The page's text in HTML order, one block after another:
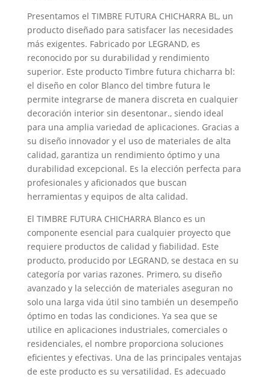
Presentamos el TIMBRE FUTURA CHICHARRA BL, un
producto diseñado para satisfacer las necesidades
más exigentes. Fabricado por LEGRAND, es
reconocido por su durabilidad y rendimiento
superior. Este producto Timbre futura chicharra bl:
el diseño en color Blanco del timbre futura le
permite integrarse de manera discreta en cualquier
decoración interior sin desentonar., siendo ideal
para una amplia variedad de aplicaciones. Gracias a
su diseño innovador y el uso de materiales de alta
calidad, garantiza un rendimiento óptimo y una
durabilidad excepcional. Es la elección perfecta para
profesionales y aficionados que buscan
herramientas y equipos de alta calidad.
El TIMBRE FUTURA CHICHARRA Blanco es un
componente esencial para cualquier proyecto que
requiere productos de calidad y fiabilidad. Este
producto, producido por LEGRAND, se destaca en su
categoría por varias razones. Primero, su diseño
avanzado y la selección de materiales aseguran no
solo una larga vida útil sino también un desempeño
óptimo en todas las condiciones. Ya sea que se
utilice en aplicaciones industriales, comerciales o
residenciales, el nombre proporciona soluciones
eficientes y efectivas. Una de las principales ventajas
de este producto es su versatilidad. Es adecuado